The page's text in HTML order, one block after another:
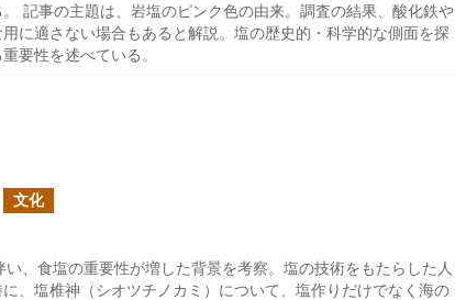
記事の主題は、岩塩のピンク色の由来。調査の結果、酸化鉄や
に適さない場合もあると解説。塩の歴史的・科学的な側面を探
要性を述べている。
文化
、食塩の重要性が増した背景を考察。塩の技術をもたらした人
、塩椎神（シオツチノカミ）について、塩作りだけでなく海の